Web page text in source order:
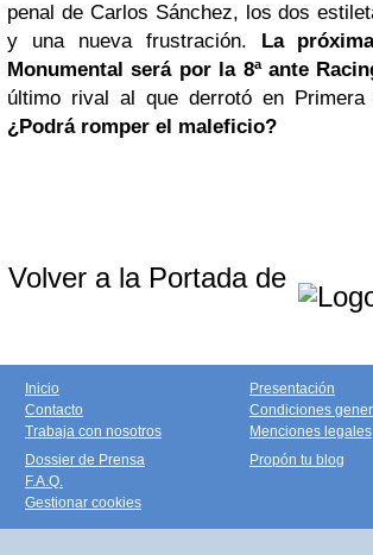
penal de Carlos Sánchez, los dos
y una nueva frustración.
La
Monumental será por la 8ª ante
último rival al que derrotó en Primera
¿Podrá romper el maleficio?
Volver a la Portada de
Inicio
Contacto
Trabaja con nosotros
Presentación
Condiciones
Menciones legales
Dossier de Prensa
F.A.Q.
Gestionar cookies
Propón tu blog